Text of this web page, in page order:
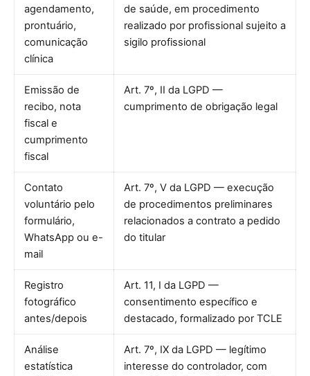
agendamento,
prontuário,
comunicação
clínica
de saúde, em procedimento
realizado por profissional sujeito a
sigilo profissional
Emissão de
recibo, nota
fiscal e
cumprimento
fiscal
Art. 7º, II da LGPD —
cumprimento de obrigação legal
Contato
voluntário pelo
formulário,
WhatsApp ou e-
mail
Art. 7º, V da LGPD — execução
de procedimentos preliminares
relacionados a contrato a pedido
do titular
Registro
fotográfico
antes/depois
Art. 11, I da LGPD —
consentimento específico e
destacado, formalizado por TCLE
Análise
estatística
Art. 7º, IX da LGPD — legítimo
interesse do controlador, com